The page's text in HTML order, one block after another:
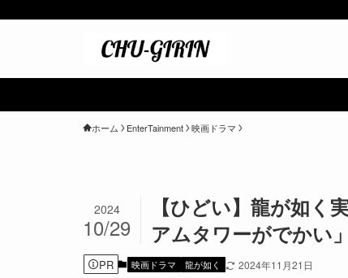
＼ ポイント
ホーム EnterTainment 映画ドラマ
【ひどい】龍が如
アムタワーがでかい
2024
10/29
PR 映画ドラマ 龍が如く 2024年11月21日